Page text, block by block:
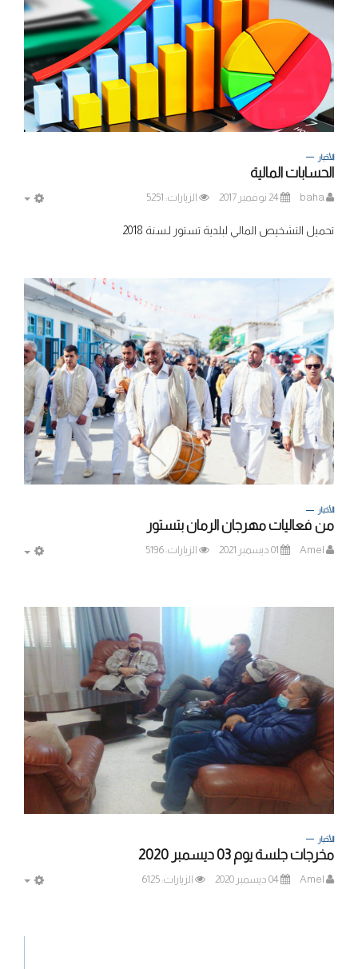
الأخبار
الحسابات المالية
baha 24 نوفمبر 2017 الزيارات: 5251
تحميل التشخيص المالي لبلدية تستور لـسنة 2018
الأخبار
من فعاليات مهرجان الرمان بتستور
Amel 01 ديسمبر 2021 الزيارات: 5196
الأخبار
مخرجات جلسة يوم 03 ديسمبر 2020
Amel 04 ديسمبر 2020 الزيارات: 6125